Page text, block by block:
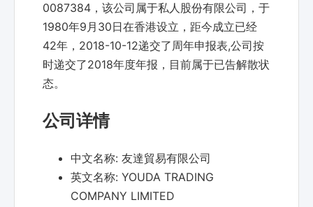
0087384，该公司属于私人股份有限公司，于
1980年9月30日在香港设立，距今成立已经
42年，2018-10-12递交了周年申报表,公司按
时递交了2018年度年报，目前属于已告解散状
态。
公司详情
中文名称: 友達貿易有限公司
英文名称: YOUDA TRADING
COMPANY LIMITED